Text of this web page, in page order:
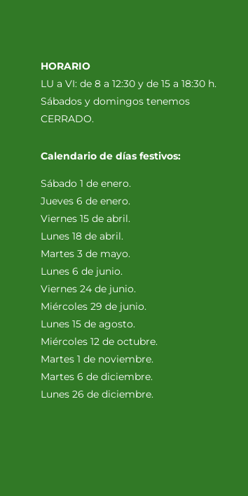
HORARIO
LU a VI: de 8 a 12:30 y de 15 a 18:30 h.
Sábados y domingos tenemos
CERRADO.
Calendario de días festivos:
Sábado 1 de enero.
Jueves 6 de enero.
Viernes 15 de abril.
Lunes 18 de abril.
Martes 3 de mayo.
Lunes 6 de junio.
Viernes 24 de junio.
Miércoles 29 de junio.
Lunes 15 de agosto.
Miércoles 12 de octubre.
Martes 1 de noviembre.
Martes 6 de diciembre.
Lunes 26 de diciembre.